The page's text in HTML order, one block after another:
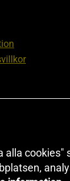
alla